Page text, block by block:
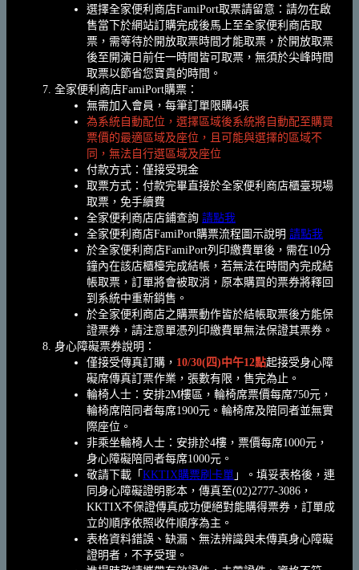
選擇全家便利商店FamiPort取票請留意：請勿在啟
售當下於網站訂購完成後馬上至全家便利商店取
票，需等待於開放取票時間才能取票，於開放取票
後至開演日前任一時間皆可取票，無須於尖峰時間
取票以節省您寶貴的時間。
全家便利商店FamiPort購票：
無需加入會員，每筆訂單限購4張
為系統自動配位，選擇區域後系統將自動配至購買
票價的最適區域及座位，且可能與選擇的區域不
同，無法自行選區域及座位
付款方式：僅接受現金
取票方式：付款完畢直接於全家便利商店櫃臺現場
取票，免手續費
全家便利商店店鋪查詢 請點我
全家便利商店FamiPort購票流程圖示說明 請點我
於全家便利商店FamiPort列印繳費單後，需在10分
鐘內在該店櫃檯完成結帳，若無法在時間內完成結
帳取票，訂單將會被取消，原本購買的票券將釋回
到系統中重新銷售。
於全家便利商店之購票動作皆於結帳取票後方能保
證票券，請注意單憑列印繳費單無法保證其票券。
身心障礙票券說明：
僅接受傳真訂購， 10/30(四)中午12點起接受身心障
礙席傳真訂票作業，張數有限，售完為止。
輪椅人士：安排2M樓區，輪椅席票價每席750元，
輪椅席陪同者每席1900元。輪椅席及陪同者並無實
際座位。
非乘坐輪椅人士：安排於4樓，票價每席1000元，
身心障礙陪同者每席1000元。
敬請下載「 KKTIX購票刷卡單 」。填妥表格後，連
同身心障礙證明影本，傳真至(02)2777-3086，
KKTIX不保證傳真成功便絕對能購得票券，訂單成
立的順序依照收件順序為主。
表格資料錯誤、缺漏、無法辨識與未傳真身心障礙
證明者，不予受理。